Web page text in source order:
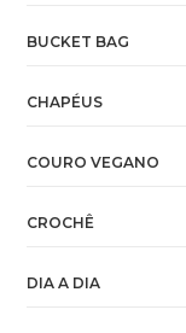
BUCKET BAG
CHAPÉUS
COURO VEGANO
CROCHÊ
DIA A DIA